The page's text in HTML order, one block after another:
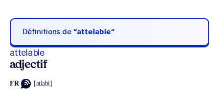
Définitions de “attelable“
attelable
adjectif
FR [atlabl]